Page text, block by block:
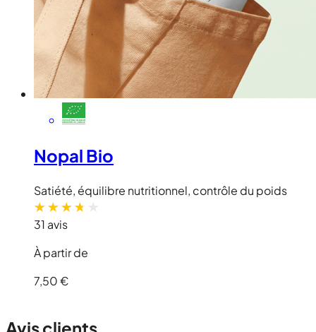
Nopal Bio
Satiété, équilibre nutritionnel, contrôle du poids
31 avis
À partir de
7,50 €